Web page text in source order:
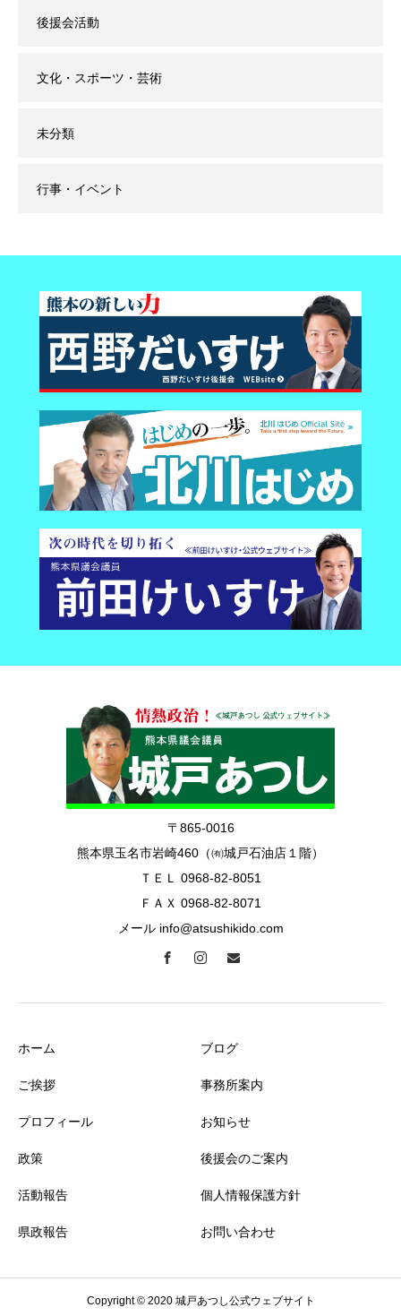
後援会活動
文化・スポーツ・芸術
未分類
行事・イベント
〒865-0016
熊本県玉名市岩崎460（㈲城戸石油店１階）
ＴＥＬ 0968-82-8051
ＦＡＸ 0968-82-8071
メール info@atsushikido.com
ホーム
ご挨拶
プロフィール
政策
活動報告
県政報告
ブログ
事務所案内
お知らせ
後援会のご案内
個人情報保護方針
お問い合わせ
Copyright © 2020 城戸あつし公式ウェブサイト